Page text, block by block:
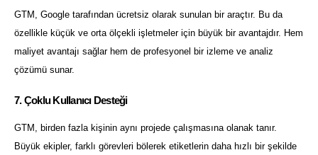
GTM, Google tarafından ücretsiz olarak sunulan bir araçtır. Bu da
özellikle küçük ve orta ölçekli işletmeler için büyük bir avantajdır. Hem
maliyet avantajı sağlar hem de profesyonel bir izleme ve analiz
çözümü sunar.
7. Çoklu Kullanıcı Desteği
GTM, birden fazla kişinin aynı projede çalışmasına olanak tanır.
Büyük ekipler, farklı görevleri bölerek etiketlerin daha hızlı bir şekilde